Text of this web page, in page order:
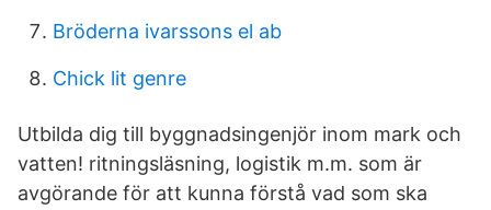
Bröderna ivarssons el ab
Chick lit genre
Utbilda dig till byggnadsingenjör inom mark och
vatten! ritningsläsning, logistik m.m. som är
avgörande för att kunna förstå vad som ska